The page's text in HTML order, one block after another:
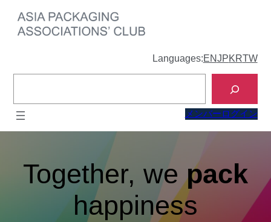
Languages:ENJPKRTW
r
c
h
メンバーログイン
Together, wepack
happiness